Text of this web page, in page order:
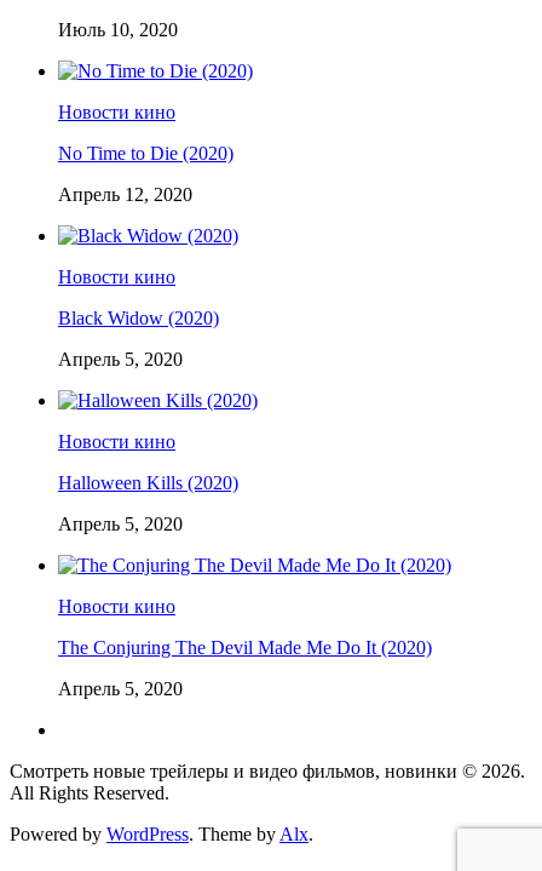
Июль 10, 2020
Новости кино
No Time to Die (2020)
Апрель 12, 2020
Новости кино
Black Widow (2020)
Апрель 5, 2020
Новости кино
Halloween Kills (2020)
Апрель 5, 2020
Новости кино
The Conjuring The Devil Made Me Do It (2020)
Апрель 5, 2020
Смотреть новые трейлеры и видео фильмов, новинки © 2026.
All Rights Reserved.
Powered by WordPress. Theme by Alx.